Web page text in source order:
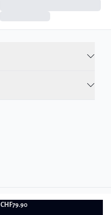
CHF79.90
Geschäftsbedingungen